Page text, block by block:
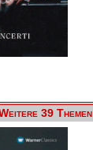
39 Themen